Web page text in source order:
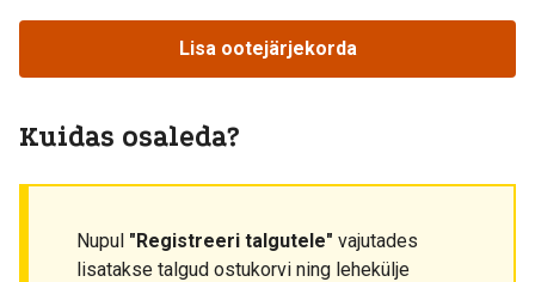
Lisa ootejärjekorda
Kuidas osaleda?
Nupul "Registreeri talgutele" vajutades
lisatakse talgud ostukorvi ning lehekülje